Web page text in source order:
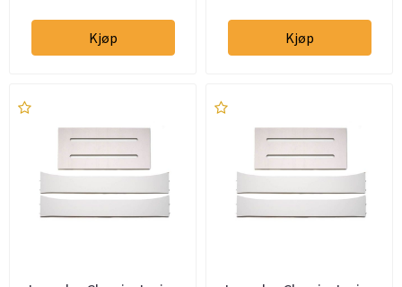
Kjøp Kjøp